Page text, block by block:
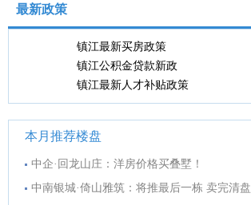
最新政策
镇江最新买房政策
镇江公积金贷款新政
镇江最新人才补贴政策
本月推荐楼盘
中企·回龙山庄：洋房价格买叠墅！
中南银城·倚山雅筑：将推最后一栋 卖完清盘